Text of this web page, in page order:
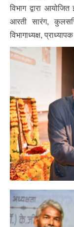
विभाग द्वारा
आरती सारंग,
विभागाध्यक्ष,